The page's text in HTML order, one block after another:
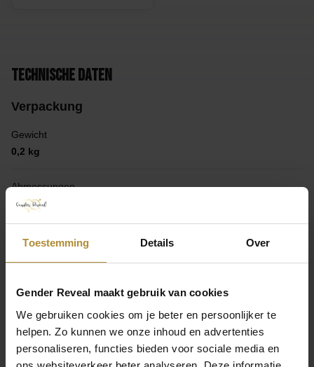
Toestemming Details Over
Gender Reveal maakt gebruik van cookies
We gebruiken cookies om je beter en persoonlijker te
helpen. Zo kunnen we onze inhoud en advertenties
personaliseren, functies bieden voor sociale media en
Technische Daten
Verpackung
Gewicht
0,2 kg
Abmessungen
17 × 12 × 2 cm
Produkt
Hallo Baby
Abmessungen
16 x 9,5 cm (B x H)
Hinterlassen Sie Ihre Meinung
Eine Bewertung hinterlassen